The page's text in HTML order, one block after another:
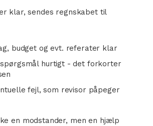
klar, sendes regnskabet til
budget og evt. referater klar
spørgsmål hurtigt - det forkorter
fejl, som revisor påpeger
en modstander, men en hjælp